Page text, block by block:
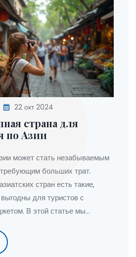
22 окт 2024
страна для
по Азии
может стать незабываемым
больших трат.
стран есть такие,
для туристов с
В этой статье мы
вам насладиться культурой,
приемлемой цене. Улететь в